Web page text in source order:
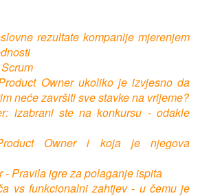
rezultate kompanije mjerenjem
Owner ukoliko je izvjesno da
neće završiti sve stavke na vrijeme?
izabrani ste na konkursu - odakle
Owner i koja je njegova
- Pravila igre za polaganje ispita
vs funkcionalni zahtjev - u čemu je